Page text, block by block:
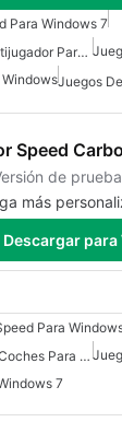
Para Windows 7
Juegos De Carreras Multijugador Para Windows
Speed
de prueba
más
Descargar
Para
Juegos De Carreras De Coches Para Mac
7